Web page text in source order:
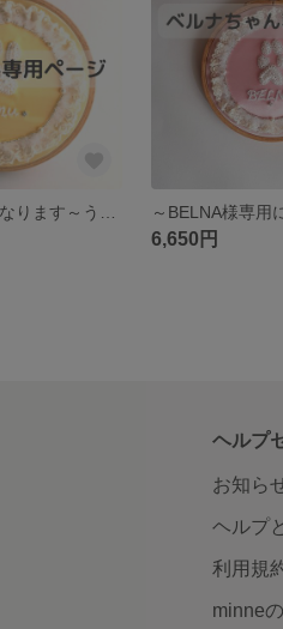
6,650円
ヘルプ
お知ら
ヘルプ
利用規
minne